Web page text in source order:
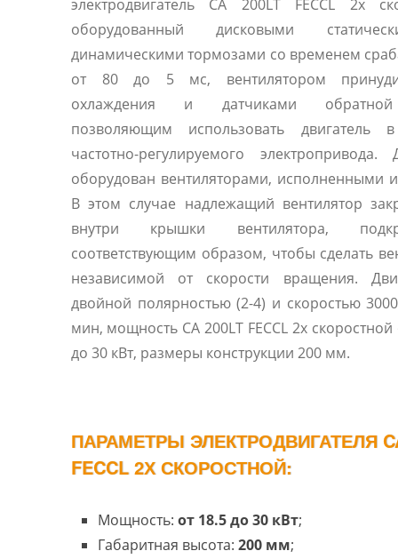
электродвигатель CA 200LT FECCL 2х
оборудованный дисковыми
динамическими тормозами со временем
от 80 до 5 мс, вентилятором
охлаждения и датчиками
позволяющим использовать двигатель
частотно-регулируемого электропривода.
оборудован вентиляторами, исполненными из железа.
В этом случае надлежащий вентилятор
внутри крышки вентилятора,
соответствующим образом, чтобы сделать
независимой от скорости вращения.
двойной полярностью (2-4) и скоростью
мин, мощность CA 200LT FECCL 2х скоростной от от 18.5
до 30 кВт, размеры конструкции 200 мм.
ПАРАМЕТРЫ ЭЛЕКТРОДВИГАТЕЛЯ
FECCL 2Х СКОРОСТНОЙ:
Мощность: от 18.5 до 30 кВт;
Габаритная высота: 200 мм;